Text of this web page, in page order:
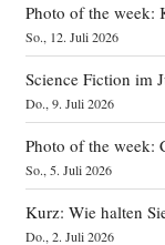
Photo of the week:
So., 12. Juli 2026
Science Fiction im
Do., 9. Juli 2026
Photo of the week:
So., 5. Juli 2026
Kurz: Wie halten
Do., 2. Juli 2026